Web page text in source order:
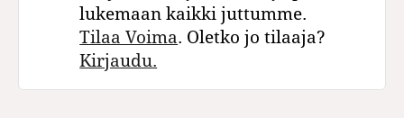
lukemaan kaikki juttumme.
Tilaa Voima. Oletko jo tilaaja?
Kirjaudu.